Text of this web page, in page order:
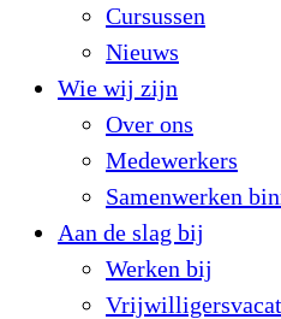
Cursussen
Nieuws
Wie wij zijn
Over ons
Medewerkers
Samenwerken
Aan de slag bij
Werken bij